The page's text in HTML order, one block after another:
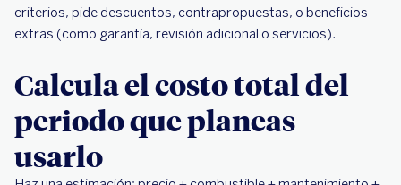
criterios, pide descuentos, contrapropuestas, o beneficios
extras (como garantía, revisión adicional o servicios).
Calcula el costo total del
periodo que planeas
usarlo